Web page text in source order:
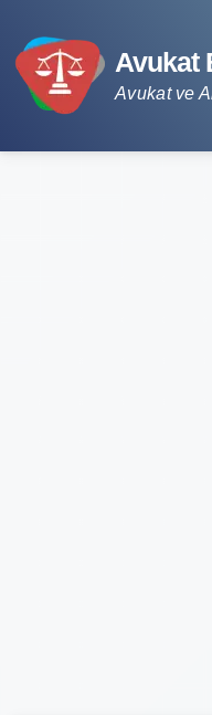
Avukat
Avukat ve